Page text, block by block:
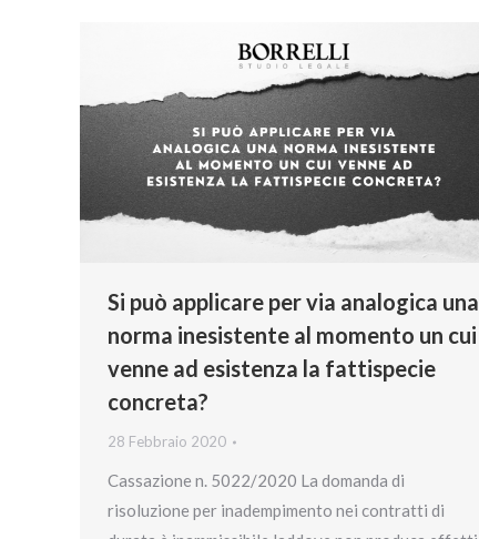
Si può applicare per via analogica una
norma inesistente al momento un cui
venne ad esistenza la fattispecie
concreta?
28 Febbraio 2020
Cassazione n. 5022/2020 La domanda di
risoluzione per inadempimento nei contratti di